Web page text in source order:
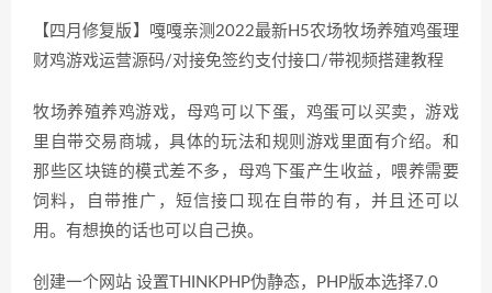
【四月修复版】嘎嘎亲测2022最新H5农场牧场养殖鸡蛋理
财鸡游戏运营源码/对接免签约支付接口/带视频搭建教程
牧场养殖养鸡游戏，母鸡可以下蛋，鸡蛋可以买卖，游戏
里自带交易商城，具体的玩法和规则游戏里面有介绍。和
那些区块链的模式差不多，母鸡下蛋产生收益，喂养需要
饲料，自带推广，短信接口现在自带的有，并且还可以
用。有想换的话也可以自己换。
创建一个网站 设置THINKPHP伪静态，PHP版本选择7.0